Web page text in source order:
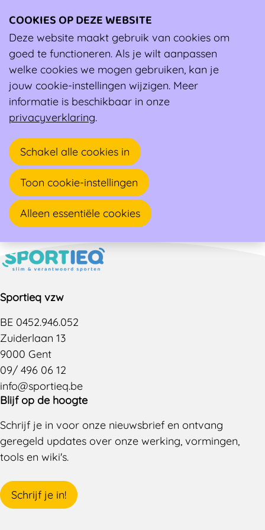
Ambassadeur
Jonas Docx
Vismarkt 24 A
2260 WESTERLO
Naar overzicht
Sportieq vzw
BE 0452.946.052
Zuiderlaan 13
9000 Gent
09/ 496 06 12
info@sportieq.be
Blijf op de hoogte
Schrijf je in voor onze nieuwsbrief en ontvang
geregeld updates over onze werking, vormingen,
tools en wiki's.
Schrijf je in!
COOKIES OP DEZE WEBSITE
Deze website maakt gebruik van cookies om
goed te functioneren. Als je wilt aanpassen
welke cookies we mogen gebruiken, kan je
jouw cookie-instellingen wijzigen. Meer
informatie is beschikbaar in onze
privacyverklaring.
Schakel alle cookies in
Toon cookie-instellingen
Alleen essentiële cookies